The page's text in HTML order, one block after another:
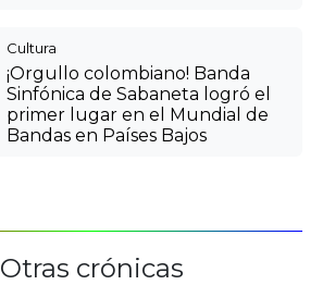
Cultura
¡Orgullo colombiano! Banda
Sinfónica de Sabaneta logró el
primer lugar en el Mundial de
Bandas en Países Bajos
Otras crónicas